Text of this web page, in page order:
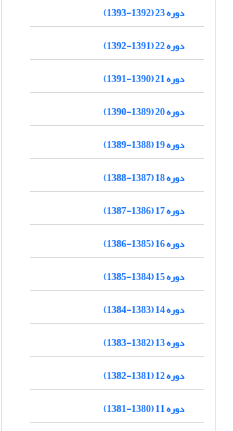
دوره 23 (1392-1393)
دوره 22 (1391-1392)
دوره 21 (1390-1391)
دوره 20 (1389-1390)
دوره 19 (1388-1389)
دوره 18 (1387-1388)
دوره 17 (1386-1387)
دوره 16 (1385-1386)
دوره 15 (1384-1385)
دوره 14 (1383-1384)
دوره 13 (1382-1383)
دوره 12 (1381-1382)
دوره 11 (1380-1381)